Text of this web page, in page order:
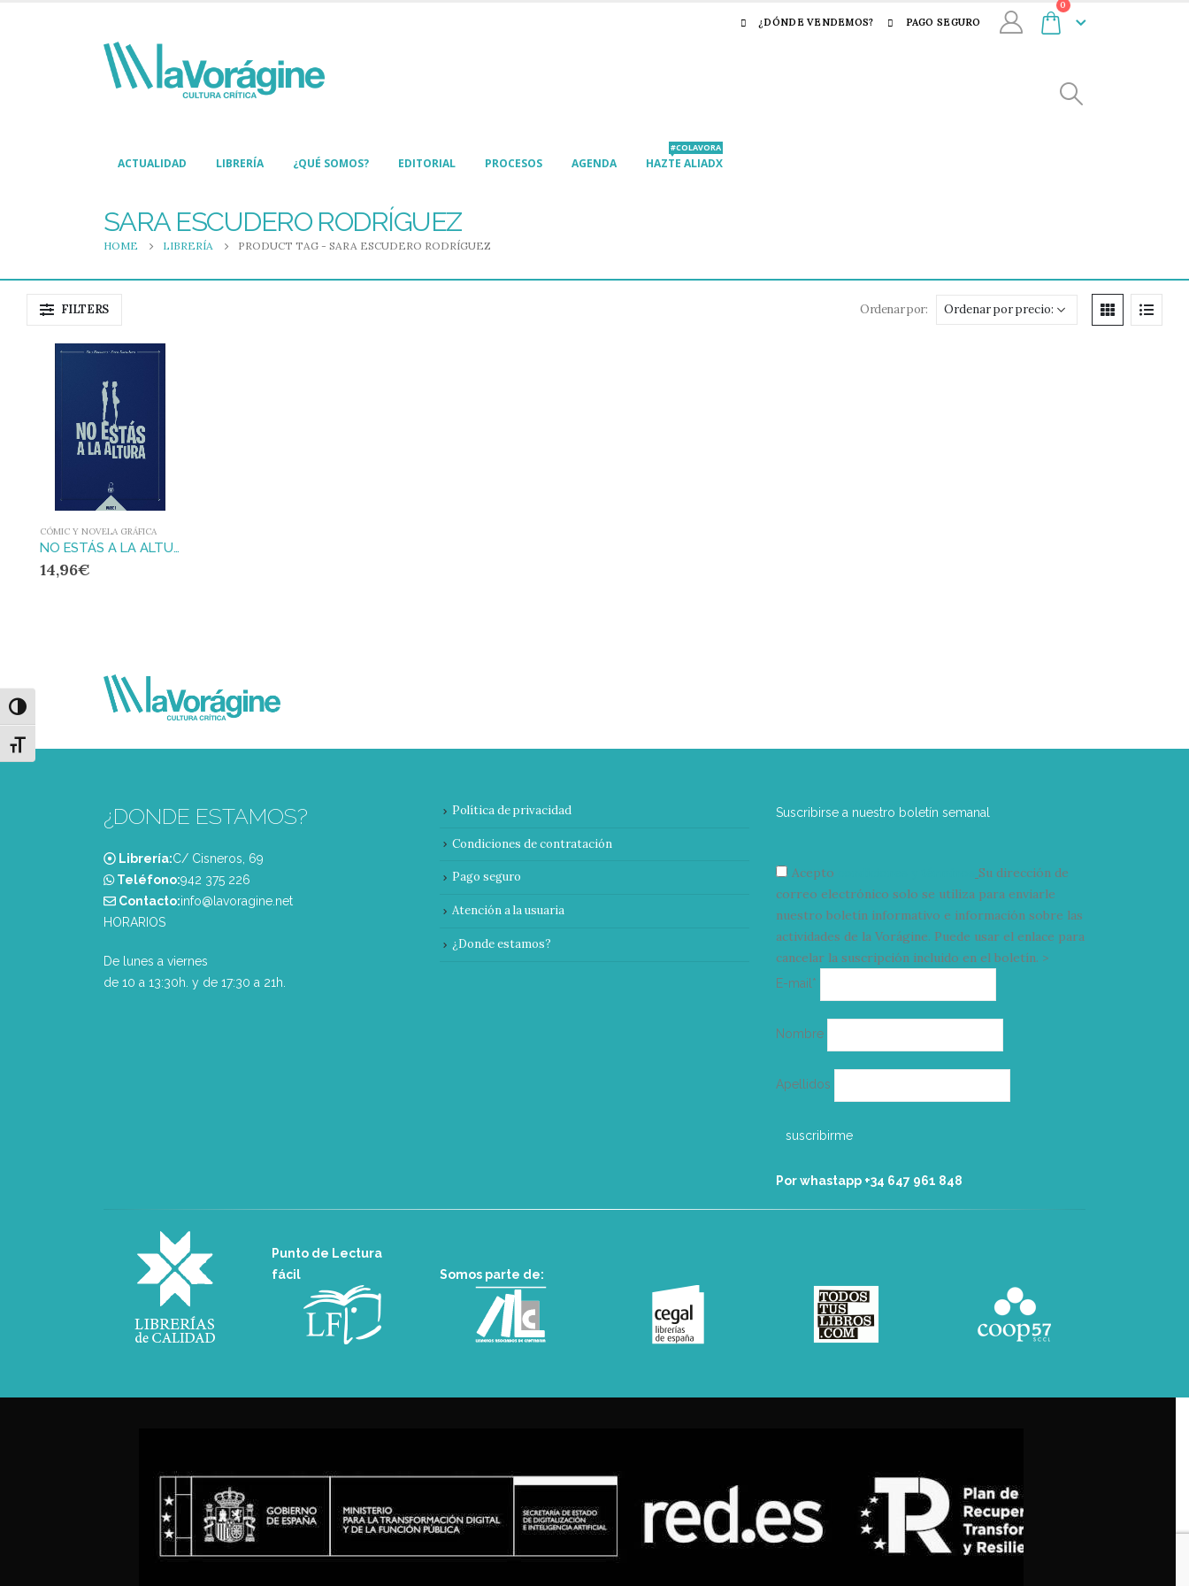
Alternar alto contraste
Alternar tamaño de letra
¿DÓNDE VENDEMOS? PAGO SEGURO
0
ACTUALIDAD LIBRERÍA ¿QUÉ SOMOS? EDITORIAL PROCESOS AGENDA HAZTE ALIADX
#COLAVORA
SARA ESCUDERO RODRÍGUEZ
HOME LIBRERÍA PRODUCT TAG - SARA ESCUDERO RODRÍGUEZ
FILTERS Ordenar por:
CÓMIC Y NOVELA GRÁFICA
NO ESTÁS A LA ALTURA
14,96€
¿DONDE ESTAMOS?
Librería:C/ Cisneros, 69
Teléfono:‭942 375 226‬
Contacto:info@lavoragine.net
HORARIOS
De lunes a viernes
de 10 a 13:30h. y de 17:30 a 21h.
Política de privacidad
Condiciones de contratación
Pago seguro
Atención a la usuaria
¿Donde estamos?
Suscribirse a nuestro boletín semanal
Acepto
Su dirección de
correo electrónico solo se utiliza para enviarle
nuestro boletín informativo e información sobre las
actividades de la Vorágine. Puede usar el enlace para
cancelar la suscripción incluido en el boletín. >
E-mail*
electrónico
Nombre
Apellidos
Por whastapp +34 ‭647 961 848‬
Punto de Lectura
fácil
Somos parte de: